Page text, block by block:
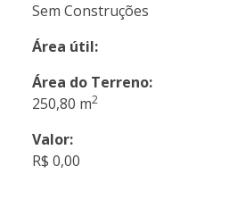
Sem Construções
Área útil:
Área do Terreno:
250,80 m2
Valor:
R$ 0,00